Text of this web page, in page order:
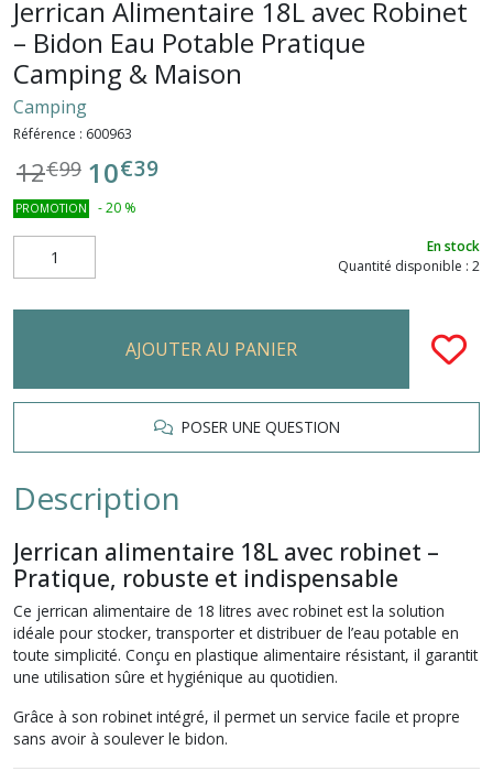
Jerrican Alimentaire 18L avec Robinet
– Bidon Eau Potable Pratique
Camping & Maison
Camping
Référence : 600963
12€99 10€39
PROMOTION -20 %
En stock
Quantité disponible : 2
AJOUTER AU PANIER
POSER UNE QUESTION
Description
Jerrican alimentaire 18L avec robinet –
Pratique, robuste et indispensable
Ce jerrican alimentaire de 18 litres avec robinet est la solution
idéale pour stocker, transporter et distribuer de l’eau potable en
toute simplicité. Conçu en plastique alimentaire résistant, il garantit
une utilisation sûre et hygiénique au quotidien.
Grâce à son robinet intégré, il permet un service facile et propre
sans avoir à soulever le bidon.